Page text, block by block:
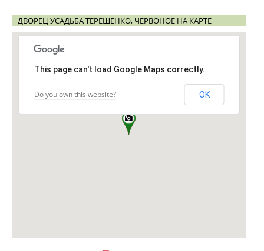
ДВОРЕЦ УСАДЬБА ТЕРЕЩЕНКО, ЧЕРВОНОЕ НА КАРТЕ
This page can't load Google Maps correctly.
Do you own this website? OK